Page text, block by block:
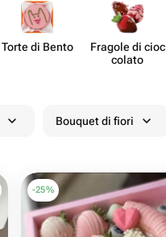
Torte di Bento
Fragole di cioc​
colato
Bouquet di fiori
-25%